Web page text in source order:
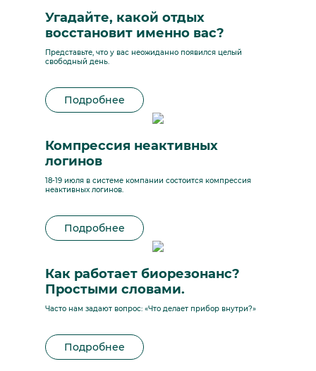
Угадайте, какой отдых
восстановит именно вас?
Представьте, что у вас неожиданно появился целый
свободный день.
Подробнее
Компрессия неактивных
логинов
18-19 июля в системе компании состоится компрессия
неактивных логинов.
Подробнее
Как работает биорезонанс?
Простыми словами.
Часто нам задают вопрос: «Что делает прибор внутри?»
Подробнее